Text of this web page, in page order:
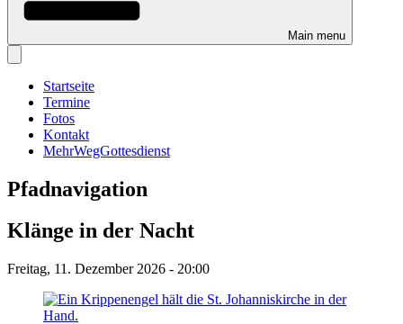
Main menu
Startseite
Termine
Fotos
Kontakt
MehrWegGottesdienst
Pfadnavigation
Klänge in der Nacht
Freitag, 11. Dezember 2026 - 20:00